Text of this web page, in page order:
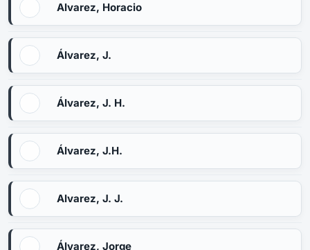
Alvarez, Horacio
Álvarez, J.
Álvarez, J. H.
Álvarez, J.H.
Alvarez, J. J.
Álvarez, Jorge